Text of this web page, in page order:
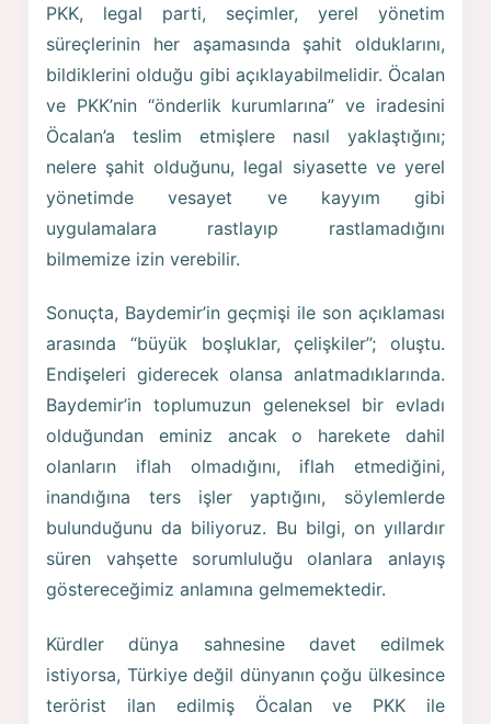
PKK, legal parti, seçimler, yerel yönetim
süreçlerinin her aşamasında şahit olduklarını,
bildiklerini olduğu gibi açıklayabilmelidir. Öcalan
ve PKK’nin “önderlik kurumlarına” ve iradesini
Öcalan’a teslim etmişlere nasıl yaklaştığını;
nelere şahit olduğunu, legal siyasette ve yerel
yönetimde vesayet ve kayyım gibi
uygulamalara rastlayıp rastlamadığını
bilmemize izin verebilir.
Sonuçta, Baydemir’in geçmişi ile son açıklaması
arasında “büyük boşluklar, çelişkiler”; oluştu.
Endişeleri giderecek olansa anlatmadıklarında.
Baydemir’in toplumuzun geleneksel bir evladı
olduğundan eminiz ancak o harekete dahil
olanların iflah olmadığını, iflah etmediğini,
inandığına ters işler yaptığını, söylemlerde
bulunduğunu da biliyoruz. Bu bilgi, on yıllardır
süren vahşette sorumluluğu olanlara anlayış
göstereceğimiz anlamına gelmemektedir.
Kürdler dünya sahnesine davet edilmek
istiyorsa, Türkiye değil dünyanın çoğu ülkesince
terörist ilan edilmiş Öcalan ve PKK ile